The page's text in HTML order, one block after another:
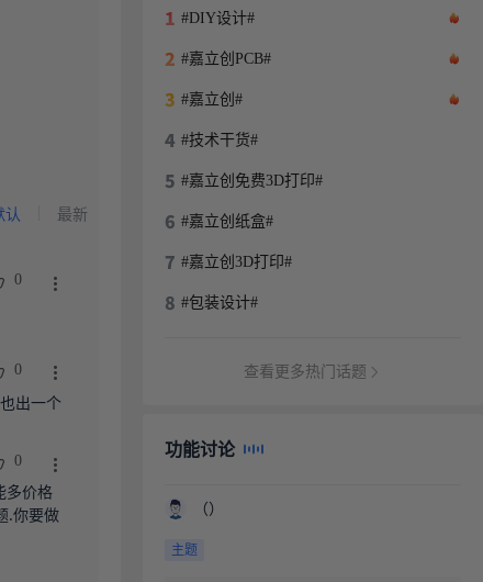
认 最新
0
0
出一个
0
多价格
.你要做
#DIY设计#
#嘉立创PCB#
#嘉立创#
#技术干货#
#嘉立创免费3D打印#
#嘉立创纸盒#
#嘉立创3D打印#
#包装设计#
查看更多热门话题
功能讨论
（）
主题